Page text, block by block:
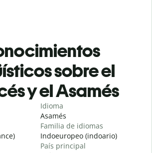
sobre el
y el Asamés
Idioma
Asamés
Familia de idiomas
Indoeuropeo (indoario)
País principal